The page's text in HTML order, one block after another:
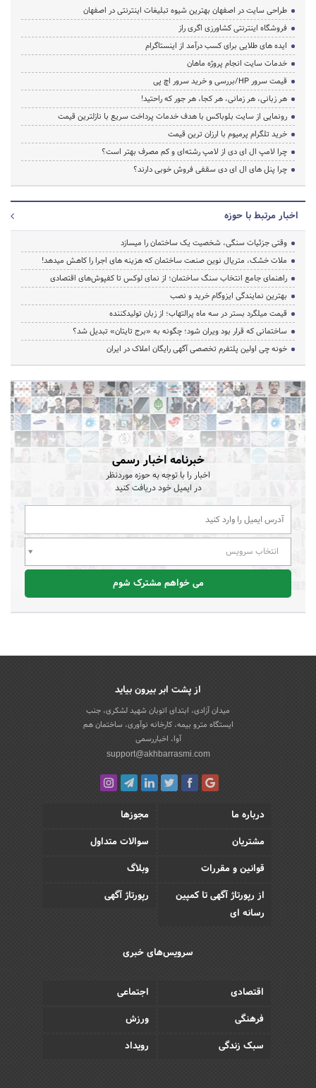
طراحی سایت در اصفهان بهترین شیوه تبلیغات اینترنتی در اصفهان
فروشگاه اینترنتی کشاورزی اگری راز
ایده های طلایی برای کسب درآمد از اینستاگرام
خدمات سایت انجام پروژه ماهان
قیمت سرور HP/بررسی و خرید سرور اچ پی
هر زبانی، هر زمانی، هر کجا، هر جور که راحتید!
رونمایی از سایت بلوباکس با هدف خدمات پرداخت سریع با نازلترین قیمت
خرید تلگرام پرمیوم با ارزان ترین قیمت
چرا لامپ ال ای دی از لامپ رشته‌ای و کم مصرف بهتر است؟
چرا پنل های ال ای دی سقفی فروش خوبی دارند؟
اخبار مرتبط با حوزه
وقتی جزئیات سنگی، شخصیت یک ساختمان را میسازد
ملات خشک، متریال نوین صنعت ساختمان که هزینه‌ های اجرا را کاهش میدهد!
راهنمای جامع انتخاب سنگ ساختمان؛ از نمای لوکس تا کفپوش‌های اقتصادی
بهترین نمایندگی ایزوگام خرید و نصب
قیمت میلگرد بستر در سه ماه پرالتهاب؛ از زبان تولیدکننده
ساختمانی که قرار بود ویران شود؛ چگونه به «برج تایتان» تبدیل شد؟
خونه چی اولین پلتفرم تخصصی آگهی رایگان املاک در ایران
خبرنامه اخبار رسمی
اخبار را با توجه به حوزه موردنظر
در ایمیل خود دریافت کنید
انتخاب سرویس
می خواهم مشترک شوم
از پشت ابر بیرون بیاید
میدان آزادی، ابتدای اتوبان شهید لشکری، جنب
ایستگاه مترو بیمه، کارخانه نوآوری، ساختمان هم
آوا، اخباررسمی
support@akhbarrasmi.com
درباره ما
مجوزها
مشتریان
سوالات متداول
قوانین و مقررات
وبلاگ
از رپورتاژ آگهی تا کمپین
رسانه ای
رپورتاژ آگهی
سرویس‌های خبری
اقتصادی
اجتماعی
فرهنگی
ورزش
سبک زندگی
رویداد